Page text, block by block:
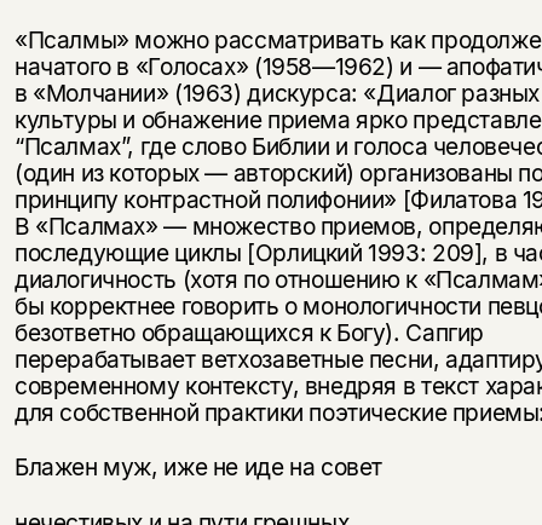
«Псалмы» можно рассматривать как
начатого в «Голосах» (1958—1962) и —
в «Молчании» (1963) дискурса: «Диалог
культуры и обнажение приема ярко
“Псалмах”, где слово Библии и голоса
(один из которых — авторский) организованы
принципу контрастной полифонии» [Филатова
В «Псалмах» — множество приемов,
последующие циклы [Орлицкий 1993: 209], в
диалогичность (хотя по отношению к
бы корректнее говорить о монологичности
безответно обращающихся к Богу). Сапгир
перерабатывает ветхозаветные песни,
современному контексту, внедряя в текст
для собственной практики поэтические
Блажен муж, иже не иде на совет